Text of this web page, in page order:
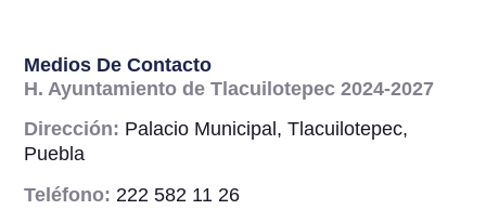
Medios De Contacto
H. Ayuntamiento de Tlacuilotepec 2024-2027
Dirección: Palacio Municipal, Tlacuilotepec,
Puebla
Teléfono: 222 582 11 26